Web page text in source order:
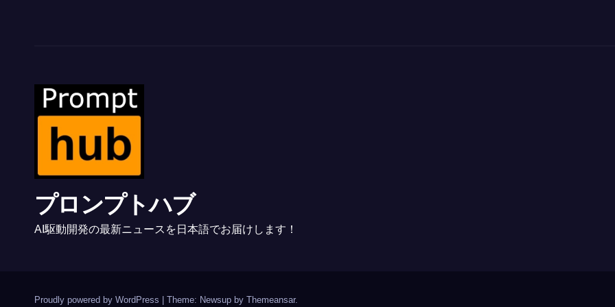
プロンプトハブ
AI駆動開発の最新ニュースを日本語でお届けします！
Proudly powered by WordPress Theme: Newsup by Themeansar.